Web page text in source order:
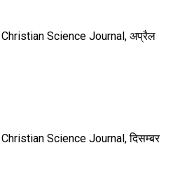
Science Journal, अप्रैल
Science Journal, दिसम्बर